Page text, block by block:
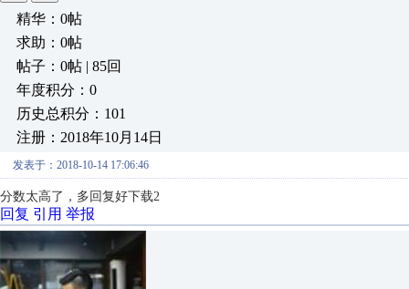
精华：0帖
求助：0帖
帖子：0帖 | 85回
年度积分：0
历史总积分：101
注册：2018年10月14日
发表于：2018-10-14 17:06:46
分数太高了，多回复好下载2
回复 引用 举报